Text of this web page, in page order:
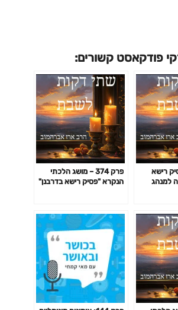
פודקאסט קשורים:
"פסיק רישא
למנהג
פרק 374 – מושג הלכתי
הנקרא "פסיק רישא בדרבנן"